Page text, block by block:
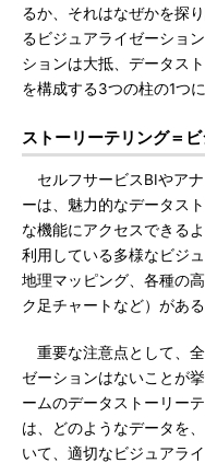
るか、それはなぜかを探
るビジュアライゼーショ
ションは大抵、データス
を構成する3つの柱の1つに
ストーリーテリング＝
セルフサービスBIやア
ーは、魅力的なデータス
な機能にアクセスできる
利用している多様なビジ
地理マッピング、各種の
ク足チャートなど）がある
重要な注意点として、
ゼーションはないことが
ームのデータストーリー
は、どのようなデータを
いて、適切なビジュアラ